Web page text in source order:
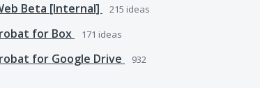
Beta [Internal] 215 ideas
for Box 171 ideas
for Google Drive
932